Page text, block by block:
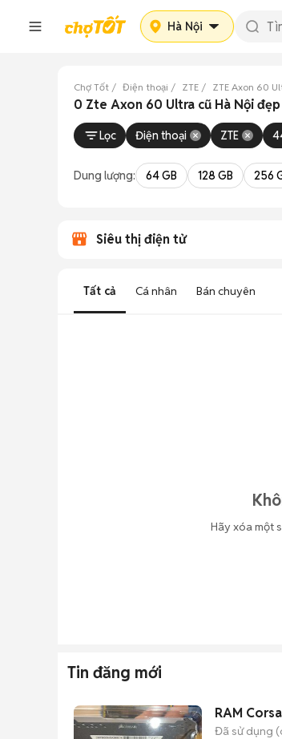
Hà Nội
Chợ Tốt Điện thoại ZTE ZTE Axon 60
0 Zte Axon 60 Ultra cũ Hà Nội đẹp
Lọc Điện thoại ZTE
Dung lượng: 64 GB 128 GB 256
Siêu thị điện tử
Tất cả Cá nhân Bán chuyên
Hãy xóa một
Tin đăng mới
RAM
Đã sử dụng